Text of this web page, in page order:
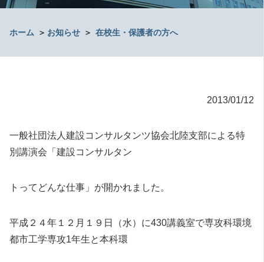
ホーム ＞ お知らせ ＞ 在校生・保護者の方へ
2013/01/12
一般社団法人建設コンサルタンツ協会北陸支部による特
別講演会「建設コンサルタン
トってどんな仕事」が開かれました。
平成２４年１２月１９日（水）に430講義室で専攻科環境
都市工学専攻1年生と本科環